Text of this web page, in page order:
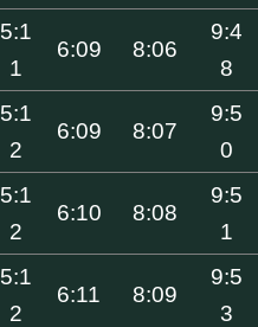
5:1
1
6:09 8:06
9:4
8
5:1
2
6:09 8:07
9:5
0
5:1
2
6:10 8:08
9:5
1
5:1
2
6:11 8:09
9:5
3